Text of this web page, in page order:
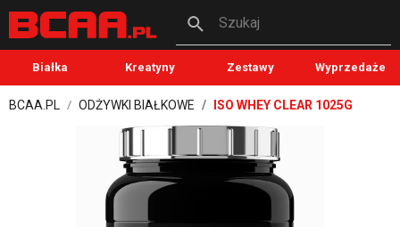
Szukaj
Białka Kreatyny Zestawy Wyprzedaże
BCAA.PL ODŻYWKI BIAŁKOWE ISO WHEY CLEAR 1025G